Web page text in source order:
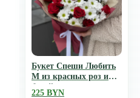
Букет Спеши Любить
M из красных роз и
белой хризантемы
225 BYN